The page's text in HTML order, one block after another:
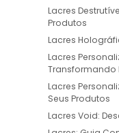
Lacres
Produtos
Lacres
Lacres
Transformando
Lacres
Seus Produtos
Lacres Void: